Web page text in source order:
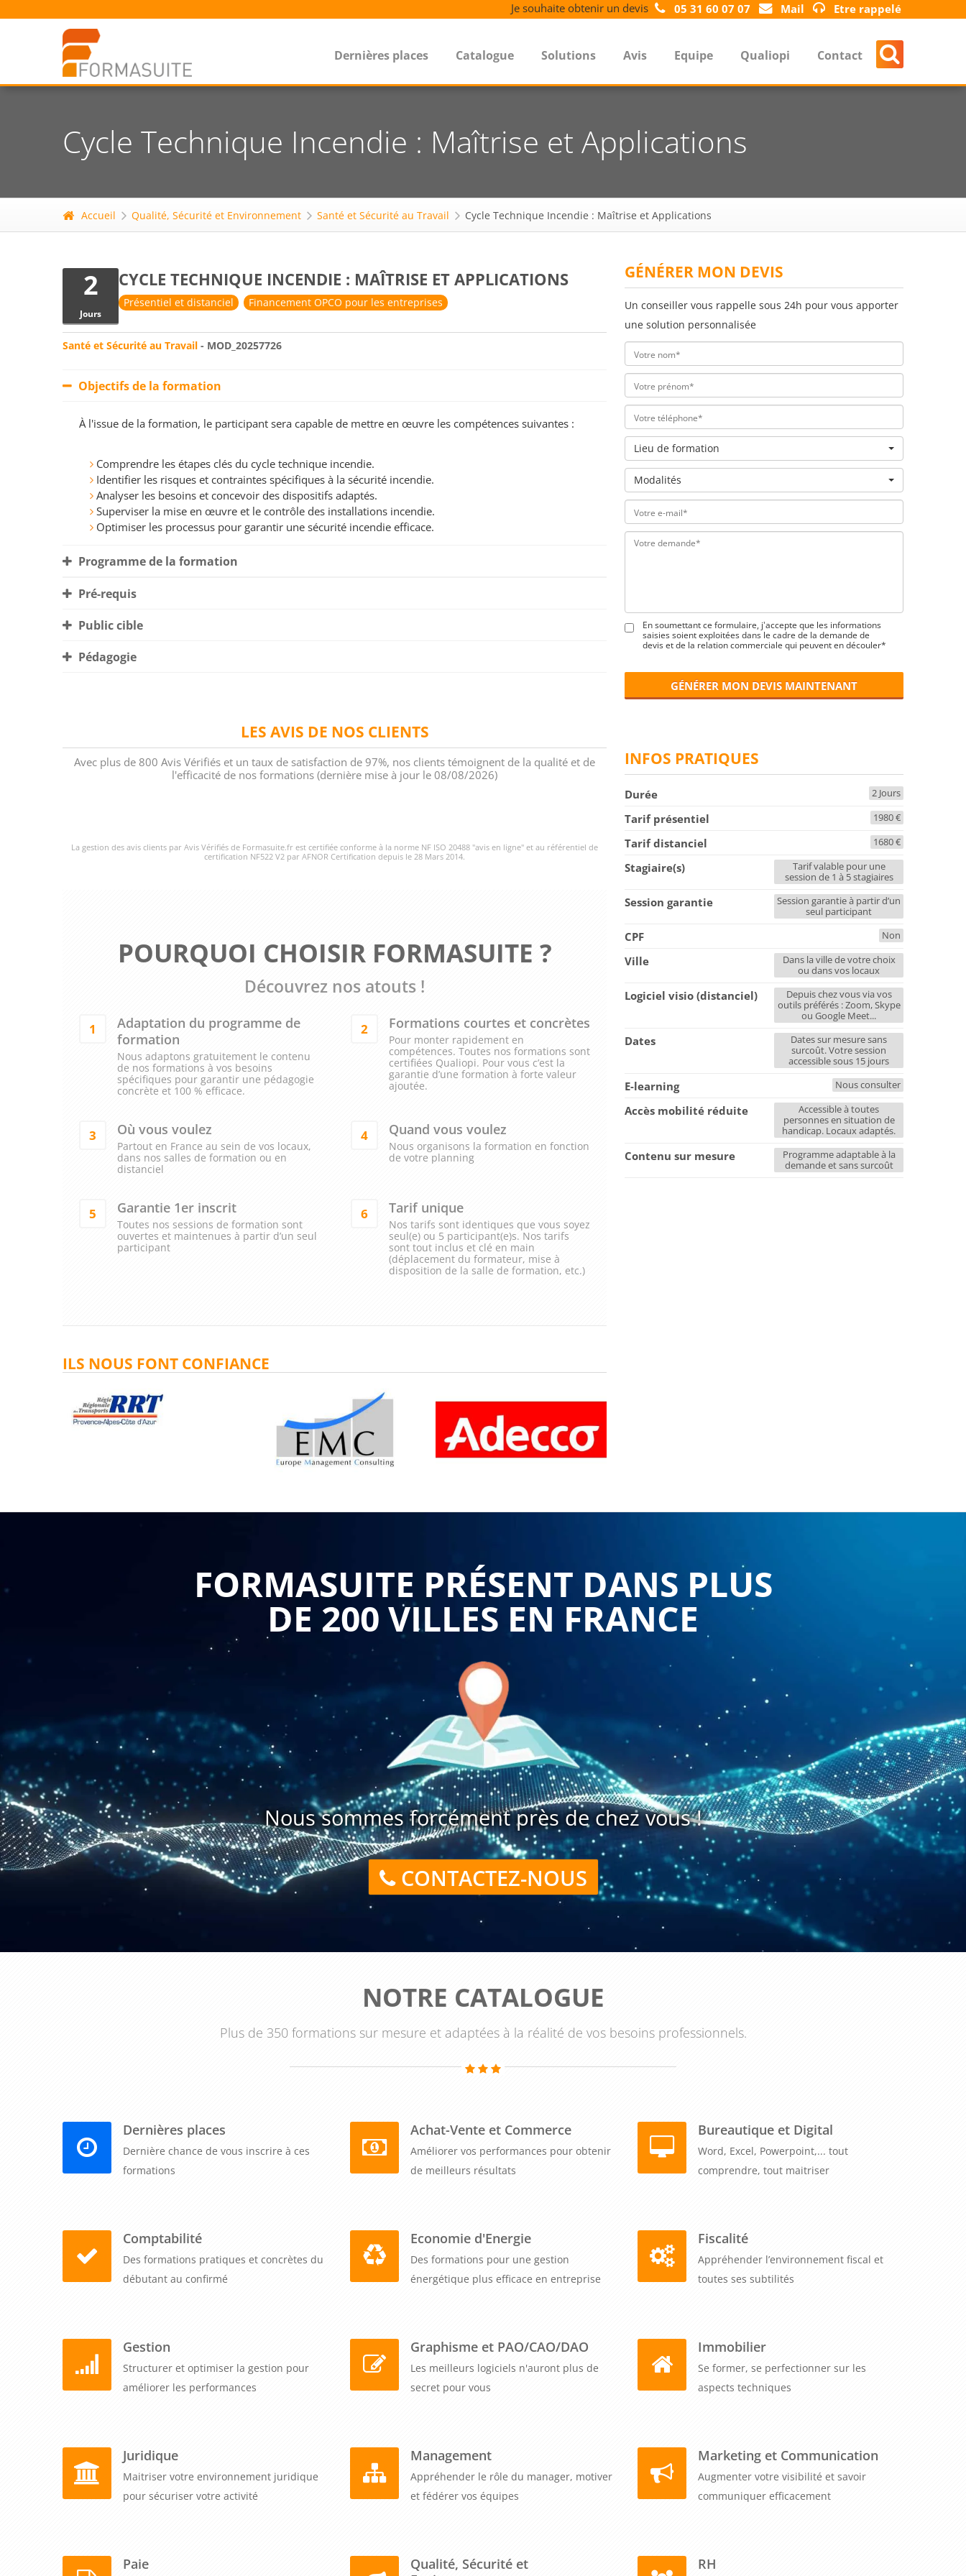
Je souhaite obtenir un devis 05 31 60 07 07 Mail Etre rappelé
Dernières places Catalogue Solutions Avis Equipe Qualiopi Contact
Cycle Technique Incendie : Maîtrise et Applications
Accueil Qualité, Sécurité et Environnement Santé et Sécurité au Travail Cycle Technique Incendie : Maîtrise et Applications
2
Jours
CYCLE TECHNIQUE INCENDIE : MAÎTRISE ET APPLICATIONS
Présentiel et distanciel Financement OPCO pour les entreprises
Santé et Sécurité au Travail - MOD_20257726
Objectifs de la formation
À l'issue de la formation, le participant sera capable de mettre en œuvre les compétences suivantes :
Comprendre les étapes clés du cycle technique incendie.
Identifier les risques et contraintes spécifiques à la sécurité incendie.
Analyser les besoins et concevoir des dispositifs adaptés.
Superviser la mise en œuvre et le contrôle des installations incendie.
Optimiser les processus pour garantir une sécurité incendie efficace.
Programme de la formation
Pré-requis
Public cible
Pédagogie
LES AVIS DE NOS CLIENTS
Avec plus de 800 Avis Vérifiés et un taux de satisfaction de 97%, nos clients témoignent de la qualité et de
l'efficacité de nos formations (dernière mise à jour le 08/08/2026)
La gestion des avis clients par Avis Vérifiés de Formasuite.fr est certifiée conforme à la norme NF ISO 20488 "avis en ligne" et au référentiel de
certification NF522 V2 par AFNOR Certification depuis le 28 Mars 2014.
POURQUOI CHOISIR FORMASUITE ?
Découvrez nos atouts !
1
Adaptation du programme de
formation
Nous adaptons gratuitement le contenu
de nos formations à vos besoins
spécifiques pour garantir une pédagogie
concrète et 100 % efficace.
2 Formations courtes et concrètes
Pour monter rapidement en
compétences. Toutes nos formations sont
certifiées Qualiopi. Pour vous c’est la
garantie d’une formation à forte valeur
ajoutée.
3 Où vous voulez
Partout en France au sein de vos locaux,
dans nos salles de formation ou en
distanciel
4 Quand vous voulez
Nous organisons la formation en fonction
de votre planning
5 Garantie 1er inscrit
Toutes nos sessions de formation sont
ouvertes et maintenues à partir d’un seul
participant
6 Tarif unique
Nos tarifs sont identiques que vous soyez
seul(e) ou 5 participant(e)s. Nos tarifs
sont tout inclus et clé en main
(déplacement du formateur, mise à
disposition de la salle de formation, etc.)
ILS NOUS FONT CONFIANCE
GÉNÉRER MON DEVIS
Un conseiller vous rappelle sous 24h pour vous apporter
une solution personnalisée
Lieu de formation
Modalités
En soumettant ce formulaire, j'accepte que les informations
saisies soient exploitées dans le cadre de la demande de
devis et de la relation commerciale qui peuvent en découler*
GÉNÉRER MON DEVIS MAINTENANT
INFOS PRATIQUES
Durée 2 Jours
Tarif présentiel 1980 €
Tarif distanciel 1680 €
Stagiaire(s)
Tarif valable pour une
session de 1 à 5 stagiaires
Session garantie
Session garantie à partir d’un
seul participant
CPF Non
Ville
Dans la ville de votre choix
ou dans vos locaux
Logiciel visio (distanciel)
Depuis chez vous via vos
outils préférés : Zoom, Skype
ou Google Meet...
Dates
Dates sur mesure sans
surcoût. Votre session
accessible sous 15 jours
E-learning Nous consulter
Accès mobilité réduite
Accessible à toutes
personnes en situation de
handicap. Locaux adaptés.
Contenu sur mesure
Programme adaptable à la
demande et sans surcoût
FORMASUITE PRÉSENT DANS PLUS
DE 200 VILLES EN FRANCE
Nous sommes forcément près de chez vous !
CONTACTEZ-NOUS
NOTRE CATALOGUE
Plus de 350 formations sur mesure et adaptées à la réalité de vos besoins professionnels.
Dernières places
Dernière chance de vous inscrire à ces
formations
Achat-Vente et Commerce
Améliorer vos performances pour obtenir
de meilleurs résultats
Bureautique et Digital
Word, Excel, Powerpoint,... tout
comprendre, tout maitriser
Comptabilité
Des formations pratiques et concrètes du
débutant au confirmé
Economie d'Energie
Des formations pour une gestion
énergétique plus efficace en entreprise
Fiscalité
Appréhender l’environnement fiscal et
toutes ses subtilités
Gestion
Structurer et optimiser la gestion pour
améliorer les performances
Graphisme et PAO/CAO/DAO
Les meilleurs logiciels n'auront plus de
secret pour vous
Immobilier
Se former, se perfectionner sur les
aspects techniques
Juridique
Maitriser votre environnement juridique
pour sécuriser votre activité
Management
Appréhender le rôle du manager, motiver
et fédérer vos équipes
Marketing et Communication
Augmenter votre visibilité et savoir
communiquer efficacement
Paie
Qualité, Sécurité et
RH